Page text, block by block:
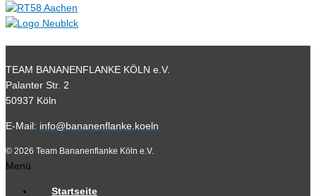
TEAM BANANENFLANKE KÖLN e.V.
Palanter Str. 2
50937 Köln
E-Mail: info@bananenflanke.koeln
© 2026 Team Bananenflanke Köln e.V.
Menü
Startseite